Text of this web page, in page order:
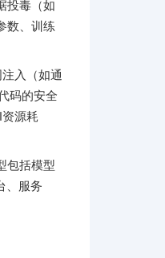
投毒（如
数、训练
入（如通
码的安全
源耗
包括模型
、服务